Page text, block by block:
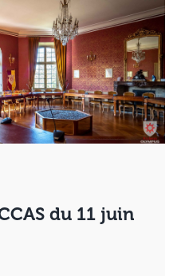
du 11 juin